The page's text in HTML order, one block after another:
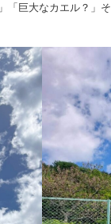
「巨大なカエル？」